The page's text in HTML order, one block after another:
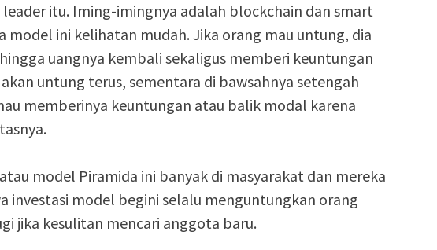
itu. Iming-imingnya adalah blockchain dan smart
model ini kelihatan mudah. Jika orang mau untung, dia
uangnya kembali sekaligus memberi keuntungan
untung terus, sementara di bawsahnya setengah
memberinya keuntungan atau balik modal karena
model Piramida ini banyak di masyarakat dan mereka
investasi model begini selalu menguntungkan orang
jika kesulitan mencari anggota baru.